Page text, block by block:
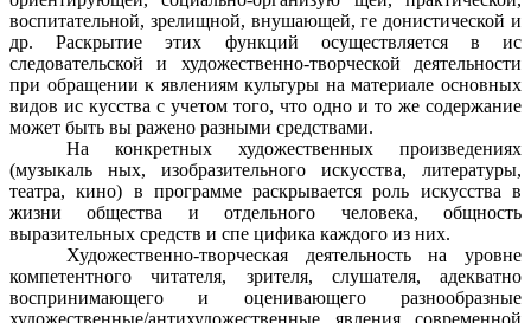
воспитательной, зрелищной, внушающей, ге донистической и
др. Раскрытие этих функций осуществляется в ис
следовательской и художественно-творческой деятельности
при обращении к явлениям культуры на материале основных
видов ис кусства с учетом того, что одно и то же содержание
может быть вы ражено разными средствами.
На конкретных художественных произведениях
(музыкаль ных, изобразительного искусства, литературы,
театра, кино) в программе раскрывается роль искусства в
жизни общества и отдельного человека, общность
выразительных средств и спе цифика каждого из них.
Художественно-творческая деятельность на уровне
компетентного читателя, зрителя, слушателя, адекватно
воспринимающего и оценивающего разнообразные